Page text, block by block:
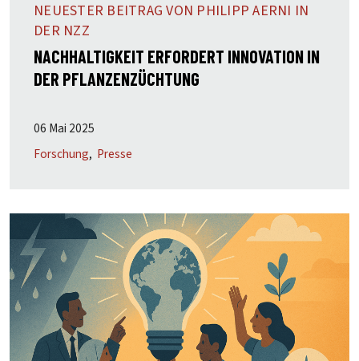
NEUESTER BEITRAG VON PHILIPP AERNI IN
DER NZZ
NACHHALTIGKEIT ERFORDERT INNOVATION IN
DER PFLANZENZÜCHTUNG
06 Mai 2025
Forschung Presse